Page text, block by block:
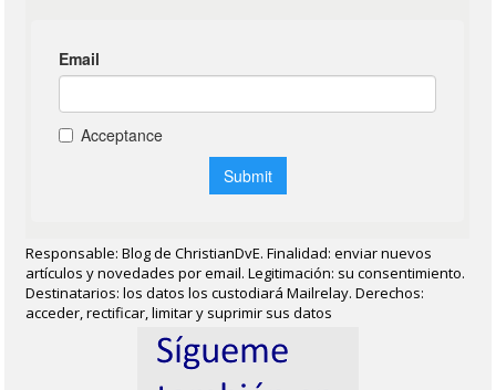
Responsable: Blog de ChristianDvE. Finalidad: enviar nuevos
artículos y novedades por email. Legitimación: su consentimiento.
Destinatarios: los datos los custodiará Mailrelay. Derechos:
acceder, rectificar, limitar y suprimir sus datos